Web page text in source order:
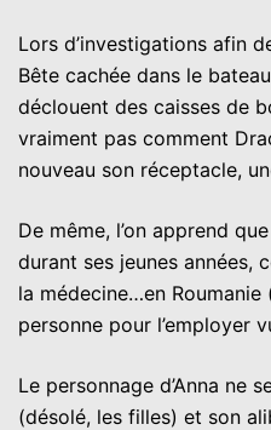
Lors d’investigations afin
Bête cachée dans le
déclouent des caisses de
vraiment pas comment
nouveau son réceptacle,
De même, l’on apprend
durant ses jeunes années,
la médecine…en
personne pour l’employer
Le personnage d’Anna ne
(désolé, les filles) et son